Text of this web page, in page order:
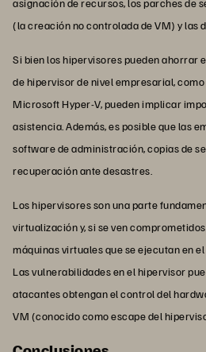
asignación de recursos, los parches de
(la creación no controlada de VM) y las
Si bien los hipervisores pueden ahorrar
de hipervisor de nivel empresarial,
Microsoft Hyper-V, pueden implicar
asistencia. Además, es posible que las
software de administración, copias de
recuperación ante desastres.
Los hipervisores son una parte
virtualización y, si se ven
máquinas virtuales que se ejecutan en
Las vulnerabilidades en el hipervisor
atacantes obtengan el control del
VM (conocido como escape del